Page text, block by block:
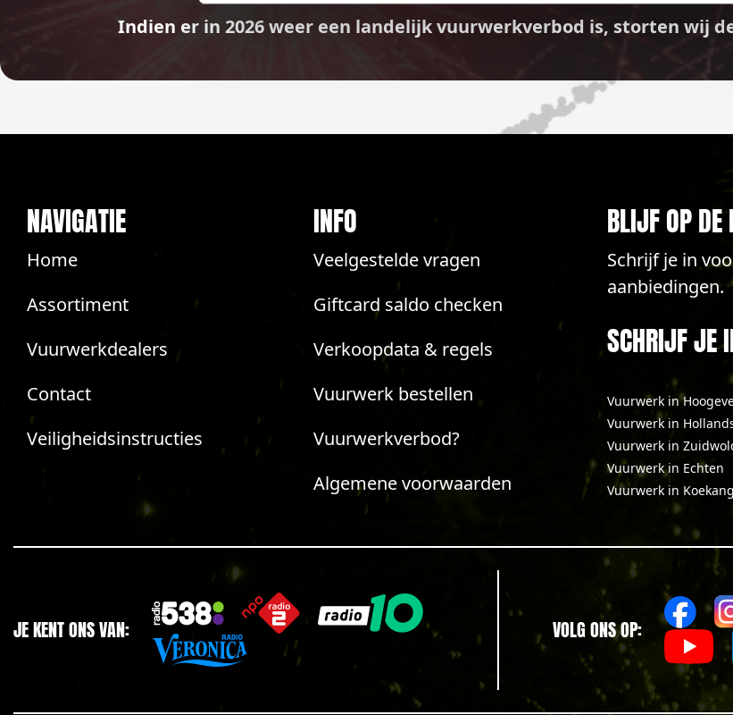
Indien er in 2026 weer een landelijk vuurwerkverbod is, storten wij
NAVIGATIE
Home
Assortiment
Vuurwerkdealers
Contact
Veiligheidsinstructies
INFO
Veelgestelde vragen
Giftcard saldo checken
Verkoopdata & regels
Vuurwerk bestellen
Vuurwerkverbod?
Algemene voorwaarden
BLIJF OP DE
Schrijf je in
aanbiedingen.
SCHRIJF JE
Vuurwerk in
Vuurwerk in
Vuurwerk in
Vuurwerk in Echten
Vuurwerk in
JE KENT ONS VAN: VOLG ONS OP: